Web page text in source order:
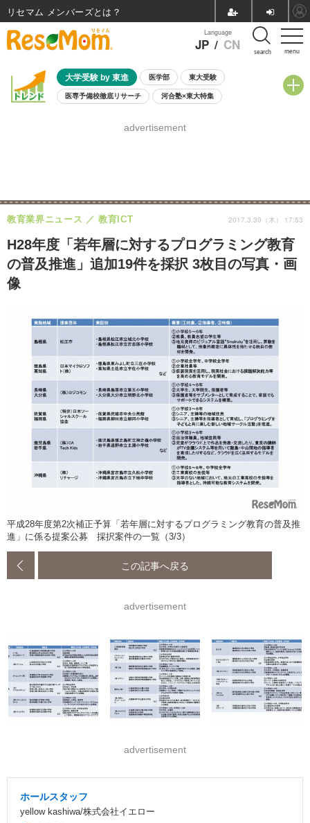
menu
Language
JP / CN search
大学受験 by 東進 医学部 東大受験
医専予備校徹底リサーチ 河合塾×東大特集
8月開催学校説明会・相談会
advertisement
H28年度「若年層に対するプログラミング教育
の普及推進」追加19件を採択 3枚目の写真・画
像
教育業界ニュース 教育ICT 2017.3.30（木） 17:53
平成28年度第2次補正予算「若年層に対するプログラミング教育の普及推
進」に係る提案公募 採択案件の一覧（3/3）
この記事へ戻る
advertisement
advertisement
ホールスタッフ
yellow kashiwa/株式会社イエロー
リセマム メンバーズ